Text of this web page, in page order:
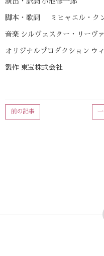
演出・訳詞 小池修一郎
脚本・歌詞 ミヒャエル・ク
音楽 シルヴェスター・リーヴ
オリジナルプロダクション ウ
製作 東宝株式会社
前の記事